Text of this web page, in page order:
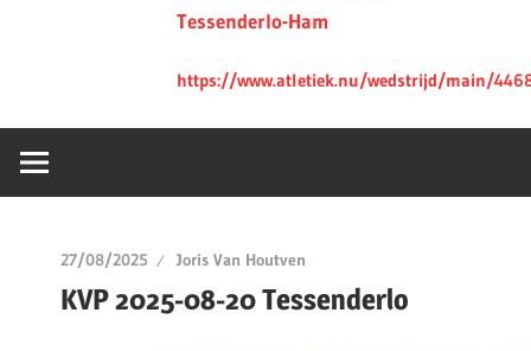
Tessenderlo-Ham
https://www.atletiek.nu/wedstrijd/main/
27/08/2025 Joris Van Houtven
KVP 2025-08-20 Tessenderlo